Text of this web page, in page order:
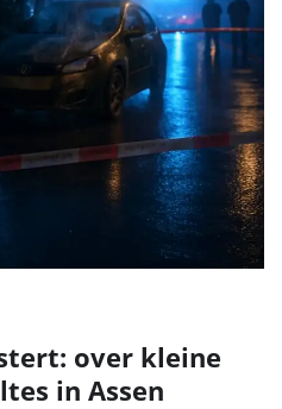
over kleine
in Assen